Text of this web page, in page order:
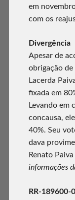
em
com os
Divergência
Apesar de
obrigação
Lacerda
fixada em
Levando em
concausa,
40%. Seu
dava
Renato
informações
RR-189600-